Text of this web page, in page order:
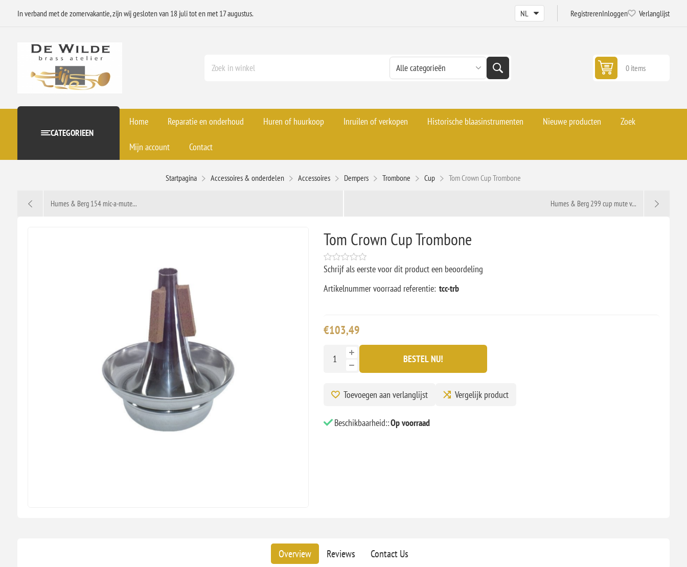
In verband met de zomervakantie, zijn wij gesloten van 18 juli tot en met 17 augustus. RegistrerenInloggen Verlanglijst
0 items
CATEGORIEEN
Home Reparatie en onderhoud Huren of huurkoop Inruilen of verkopen Historische blaasinstrumenten Nieuwe producten Zoek
Mijn account Contact
Startpagina Accessoires & onderdelen Accessoires Dempers Trombone Cup Tom Crown Cup Trombone
Humes & Berg 154 mic-a-mute... Humes & Berg 299 cup mute v...
Tom Crown Cup Trombone
Schrijf als eerste voor dit product een beoordeling
Artikelnummer voorraad referentie: tcc-trb
€103,49
BESTEL NU!
Toevoegen aan verlanglijst Vergelijk product
Beschikbaarheid::Op voorraad
Overview Reviews Contact Us